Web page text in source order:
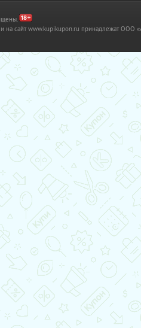
на сайт www.kupikupon.ru принадлежат